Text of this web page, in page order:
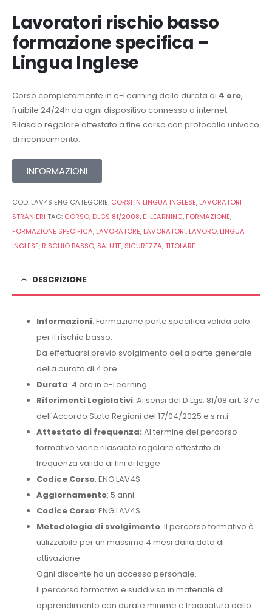
Lavoratori rischio basso
formazione specifica –
Lingua Inglese
Corso completamente in e-Learning della durata di 4 ore,
fruibile 24/24h da ogni dispositivo connesso a internet.
Rilascio regolare attestato a fine corso con protocollo univoco
di riconscimento.
INFORMAZIONI
COD: LAV4S ENG CATEGORIE: CORSI IN LINGUA INGLESE, LAVORATORI
STRANIERI TAG: CORSO, DLGS 81/2008, E-LEARNING, FORMAZIONE,
FORMAZIONE SPECIFICA, LAVORATORE, LAVORATORI, LAVORO, LINGUA
INGLESE, RISCHIO BASSO, SALUTE, SICUREZZA,TITOLARE
DESCRIZIONE
Informazioni: Formazione parte specifica valida solo
per il rischio basso.
Da effettuarsi previo svolgimento della parte generale
della durata di 4 ore.
Durata: 4 ore in e-Learning
Riferimenti Legislativi: Ai sensi del D.Lgs. 81/08 art. 37 e
dell'Accordo Stato Regioni del 17/04/2025 e s.m.i.
Attestato di frequenza: Al termine del percorso
formativo viene rilasciato regolare attestato di
frequenza valido ai fini di legge.
Codice Corso: ENG LAV4S
Aggiornamento: 5 anni
Codice Corso: ENG LAV4S
Metodologia di svolgimento: Il percorso formativo è
utilizzabile per un massimo 4 mesi dalla data di
attivazione.
Ogni discente ha un accesso personale.
Il percorso formativo è suddiviso in materiale di
apprendimento con durate minime e tracciatura dello